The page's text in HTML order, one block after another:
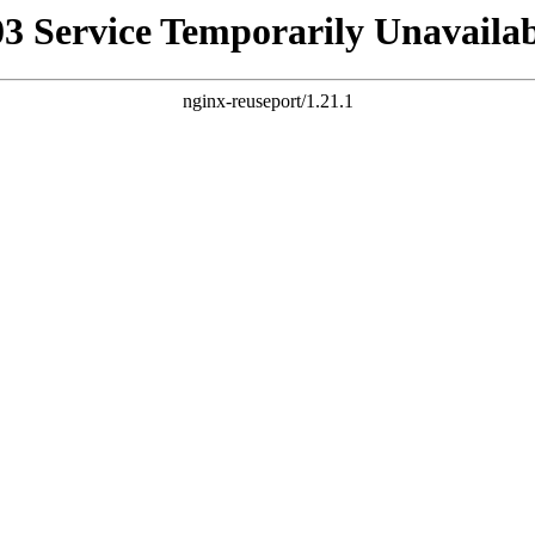
Service Temporarily
nginx-reuseport/1.21.1